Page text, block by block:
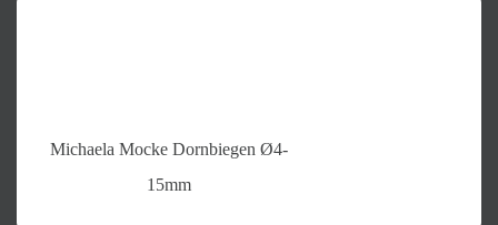
Michaela Mocke Dornbiegen Ø4-
15mm